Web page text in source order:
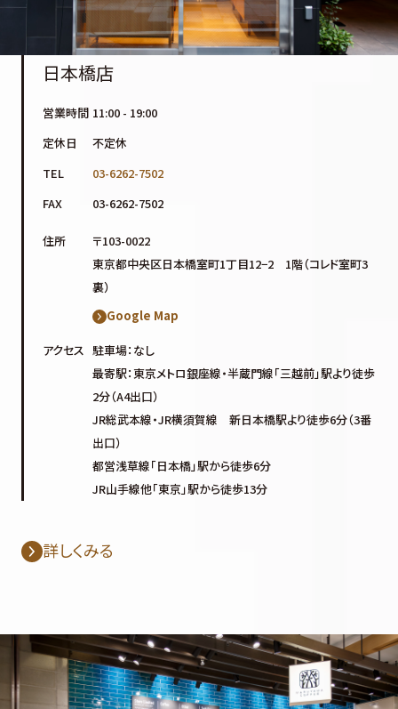
日本橋店
営業時間 11:00 - 19:00
定休日
不定休
TEL
03-6262-7502
FAX
03-6262-7502
住所
〒103-0022
東京都中央区日本橋室町1丁目12−2 1階（コレド室町3
裏）
Google Map
アクセス 駐車場：なし
最寄駅：東京メトロ銀座線・半蔵門線「三越前」駅より徒歩
2分（A4出口）
JR総武本線・JR横須賀線 新日本橋駅より徒歩6分（3番
出口）
都営浅草線「日本橋」駅から徒歩6分
JR山手線他「東京」駅から徒歩13分
詳しくみる